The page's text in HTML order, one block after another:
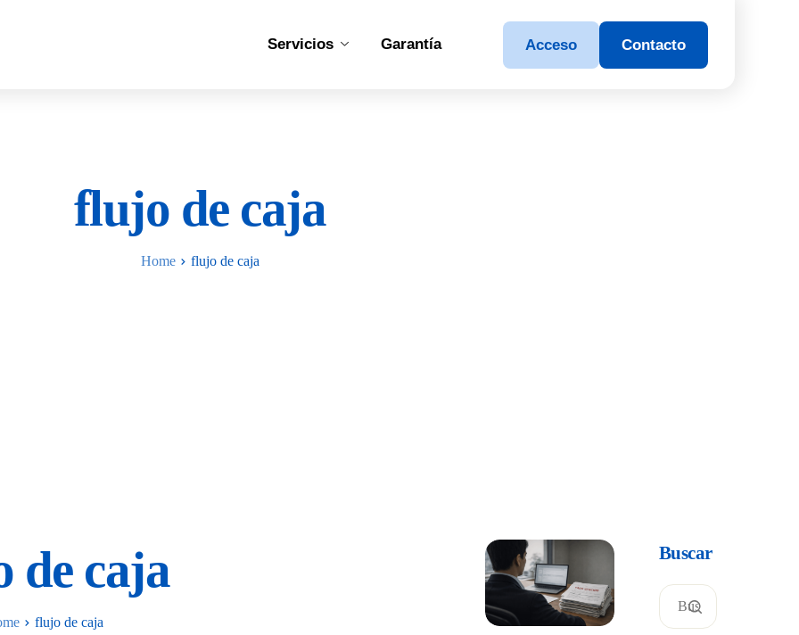
Servicios Garantía Acceso Contacto
flujo de caja
Home flujo de caja
de caja
flujo de caja
Buscar